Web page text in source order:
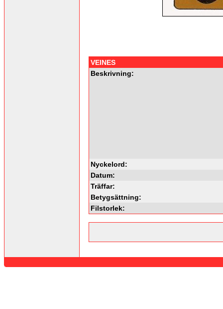
VEINES
Beskrivning:
Nyckelord:
Datum:
Träffar:
Betygsättning:
Filstorlek: